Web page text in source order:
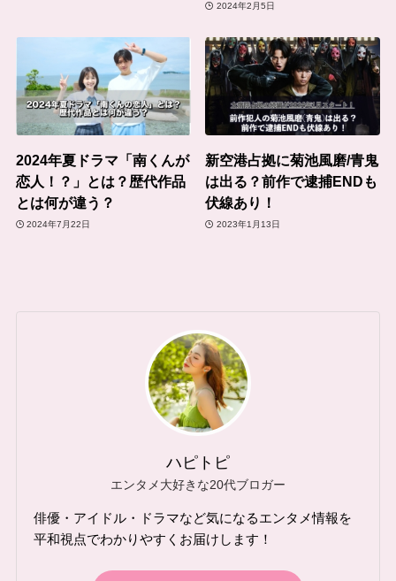
2024年2月5日
2024年夏ドラマ「南くんが
恋人！？」とは？歴代作品
とは何が違う？
2024年7月22日
新空港占拠に菊池風磨/青鬼
は出る？前作で逮捕ENDも
伏線あり！
2023年1月13日
ハピトピ
エンタメ大好きな20代ブロガー
俳優・アイドル・ドラマなど気になるエンタメ情報を
平和視点でわかりやすくお届けします！